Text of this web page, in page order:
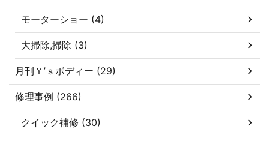
モーターショー (4)
大掃除,掃除 (3)
月刊Ｙ’ｓボディー (29)
修理事例 (266)
クイック補修 (30)